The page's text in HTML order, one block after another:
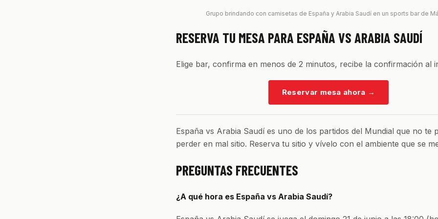
Grupo brindando con camisetas de España y Arabia Saudí en un sports bar de
RESERVA TU MESA PARA ESPAÑA VS ARABIA SAUDÍ
Elige bar, confirma en menos de 2 minutos, recibe la confirmación al
Reservar mesa ahora →
España vs Arabia Saudí es uno de los partidos del Mundial que no te
perder en mal sitio. Reserva tu sitio y vívelo con el ambiente que se
PREGUNTAS FRECUENTES
¿A qué hora es España vs Arabia Saudí?